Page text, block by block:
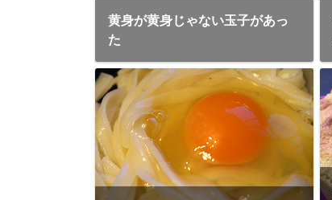
黄身が黄身じゃない玉子があっ
た